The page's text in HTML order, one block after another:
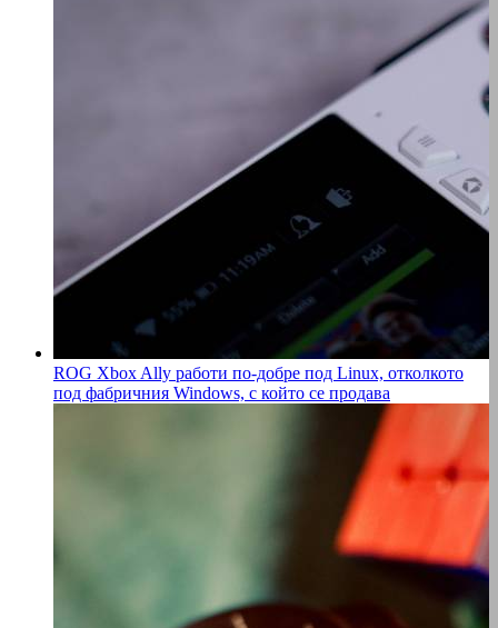
ROG Xbox Ally работи по-добре под Linux, отколкото
под фабричния Windows, с който се продава